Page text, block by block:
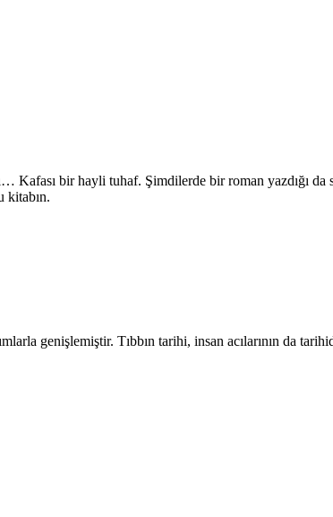
bir hayli tuhaf. Şimdilerde bir roman yazdığı
kitabın.
genişlemiştir. Tıbbın tarihi, insan acılarının da